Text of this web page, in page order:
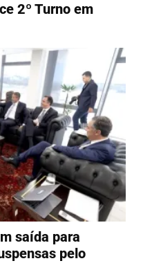
2º Turno em
saída para
pelo